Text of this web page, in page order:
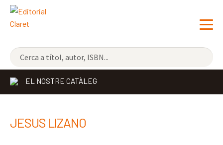
NOVETATS
ELS MÉS VENUTS
EL NOSTRE CATÀLEG
JESUS LIZANO